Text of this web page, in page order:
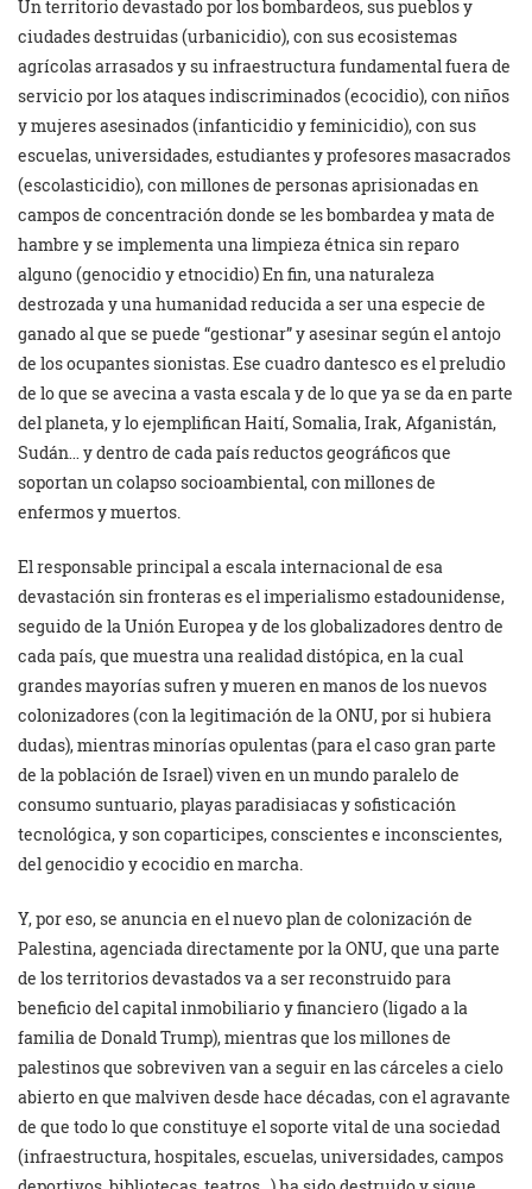
Un territorio devastado por los bombardeos, sus pueblos y
ciudades destruidas (urbanicidio), con sus ecosistemas
agrícolas arrasados y su infraestructura fundamental fuera de
servicio por los ataques indiscriminados (ecocidio), con niños
y mujeres asesinados (infanticidio y feminicidio), con sus
escuelas, universidades, estudiantes y profesores masacrados
(escolasticidio), con millones de personas aprisionadas en
campos de concentración donde se les bombardea y mata de
hambre y se implementa una limpieza étnica sin reparo
alguno (genocidio y etnocidio) En fin, una naturaleza
destrozada y una humanidad reducida a ser una especie de
ganado al que se puede “gestionar” y asesinar según el antojo
de los ocupantes sionistas. Ese cuadro dantesco es el preludio
de lo que se avecina a vasta escala y de lo que ya se da en parte
del planeta, y lo ejemplifican Haití, Somalia, Irak, Afganistán,
Sudán… y dentro de cada país reductos geográficos que
soportan un colapso socioambiental, con millones de
enfermos y muertos.
El responsable principal a escala internacional de esa
devastación sin fronteras es el imperialismo estadounidense,
seguido de la Unión Europea y de los globalizadores dentro de
cada país, que muestra una realidad distópica, en la cual
grandes mayorías sufren y mueren en manos de los nuevos
colonizadores (con la legitimación de la ONU, por si hubiera
dudas), mientras minorías opulentas (para el caso gran parte
de la población de Israel) viven en un mundo paralelo de
consumo suntuario, playas paradisiacas y sofisticación
tecnológica, y son coparticipes, conscientes e inconscientes,
del genocidio y ecocidio en marcha.
Y, por eso, se anuncia en el nuevo plan de colonización de
Palestina, agenciada directamente por la ONU, que una parte
de los territorios devastados va a ser reconstruido para
beneficio del capital inmobiliario y financiero (ligado a la
familia de Donald Trump), mientras que los millones de
palestinos que sobreviven van a seguir en las cárceles a cielo
abierto en que malviven desde hace décadas, con el agravante
de que todo lo que constituye el soporte vital de una sociedad
(infraestructura, hospitales, escuelas, universidades, campos